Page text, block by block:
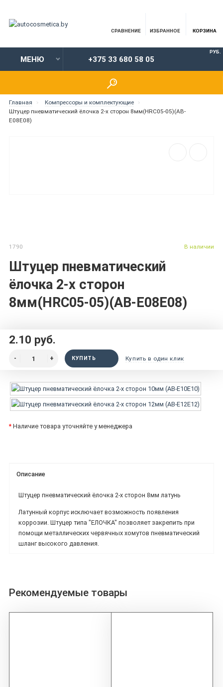
СРАВНЕНИЕ ИЗБРАННОЕ КОРЗИНА
МЕНЮ +375 33 680 58 05
РУБ.
Главная
Компрессоры и комплектующие
Штуцер пневматический ёлочка 2-х сторон 8мм(HRC05-05)(AB-
E08E08)
1790
Штуцер пневматический
ёлочка 2-х сторон
8мм(HRC05-05)(AB-E08E08)
В наличии
2.10 руб.
КУПИТЬ Купить в один клик
* Наличие товара уточняйте у менеджера
Описание
Штуцер пневматический ёлочка 2-х сторон 8мм латунь
Латунный корпус исключает возможность появления
коррозии. Штуцер типа "ЕЛОЧКА" позволяет закрепить при
помощи металлических червячных хомутов пневматический
шланг высокого давления.
Рекомендуемые товары